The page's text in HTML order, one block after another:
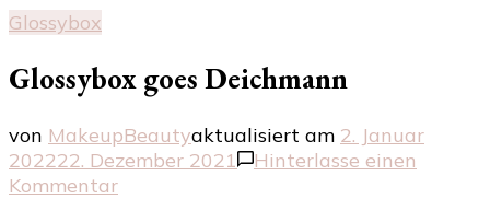
Glossybox
Glossybox goes Deichmann
von MakeupBeautyaktualisiert am 2. Januar
202222. Dezember 2021
Hinterlasse einen
Kommentarzu